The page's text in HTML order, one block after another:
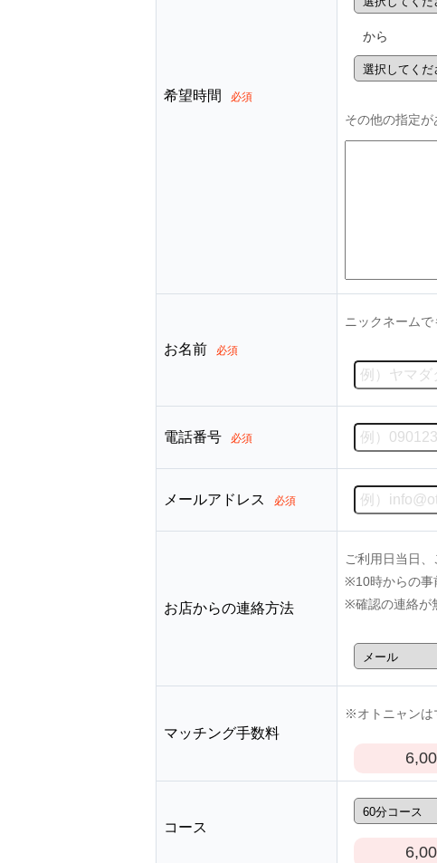
希望時間 必須
から
その他の指定
お名前 必須
ニックネームで
電話番号 必須
メールアドレス 必須
お店からの連絡方法
ご利用日当日
※10時からの事
※確認の連絡が
マッチング手数料
※オトニャンは
コース